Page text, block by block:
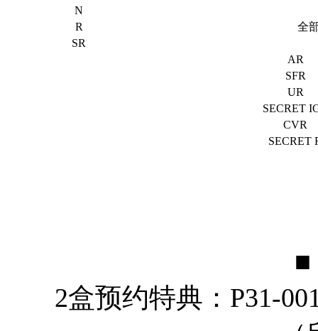
N
全
R
SR
AR
SFR
UR
SECRET
CVR
SECRET
■
2盒预约特典：P31-